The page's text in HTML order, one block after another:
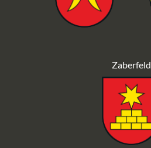
Zaberfeld